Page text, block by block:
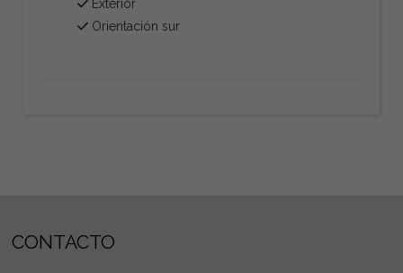
Exterior
Orientación sur
CONTACTO